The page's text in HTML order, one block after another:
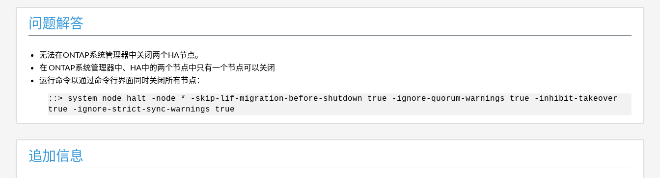
问题解答
无法在ONTAP系统管理器中关闭两个HA节点。
在ONTAP系统管理器中、HA中的两个节点中只有一个节点可以关闭
运行命令以通过命令行界面同时关闭所有节点：
::> system node halt -node * -skip-lif-migration-before-shutdown true -ignore-quorum-warnings true -inhibit-takeover
true -ignore-strict-sync-warnings true
追加信息